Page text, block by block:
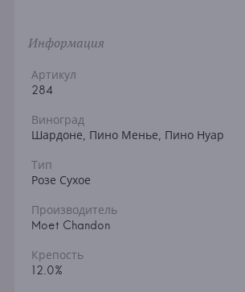
Информация
Артикул
284
Виноград
Шардоне, Пино Менье, Пино Нуар
Тип
Розе Сухое
Производитель
Moet Chandon
Крепость
12.0%